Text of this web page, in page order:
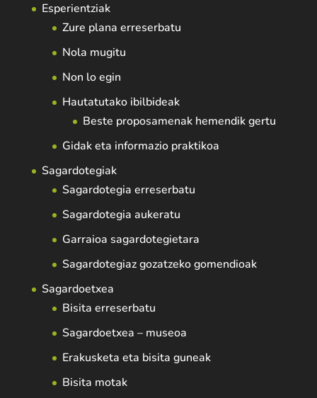
Esperientziak
Zure plana erreserbatu
Nola mugitu
Non lo egin
Hautatutako ibilbideak
Beste proposamenak hemendik gertu
Gidak eta informazio praktikoa
Sagardotegiak
Sagardotegia erreserbatu
Sagardotegia aukeratu
Garraioa sagardotegietara
Sagardotegiaz gozatzeko gomendioak
Sagardoetxea
Bisita erreserbatu
Sagardoetxea – museoa
Erakusketa eta bisita guneak
Bisita motak